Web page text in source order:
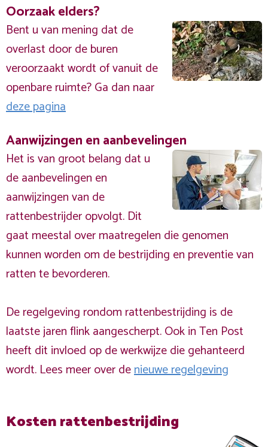
Oorzaak elders?
Bent u van mening dat de
overlast door de buren
veroorzaakt wordt of vanuit de
openbare ruimte? Ga dan naar
deze pagina
Aanwijzingen en aanbevelingen
Het is van groot belang dat u
de aanbevelingen en
aanwijzingen van de
rattenbestrijder opvolgt. Dit
gaat meestal over maatregelen die genomen
kunnen worden om de bestrijding en preventie van
ratten te bevorderen.
De regelgeving rondom rattenbestrijding is de
laatste jaren flink aangescherpt. Ook in Ten Post
heeft dit invloed op de werkwijze die gehanteerd
wordt. Lees meer over denieuwe regelgeving
Kosten rattenbestrijding